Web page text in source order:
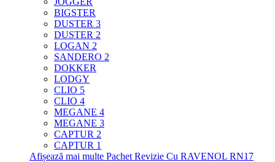
BIGSTER
DUSTER 3
DUSTER 2
LOGAN 2
SANDERO 2
DOKKER
LODGY
CLIO 5
CLIO 4
MEGANE 4
MEGANE 3
CAPTUR 2
CAPTUR 1
Afișează mai multe Pachet Revizie Cu RAVENOL RN17